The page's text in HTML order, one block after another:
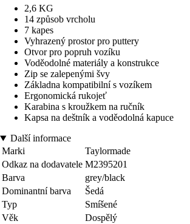
2,6 KG
14 způsob vrcholu
7 kapes
Vyhrazený prostor pro puttery
Otvor pro popruh vozíku
Voděodolné materiály a konstrukce
Zip se zalepenými švy
Základna kompatibilní s vozíkem
Ergonomická rukojeť
Karabina s kroužkem na ručník
Kapsa na deštník a voděodolná kapuce
Další informace
Marki
Taylormade
Odkaz na dodavatele M2395201
Barva
grey/black
Dominantní barva
Šedá
Typ
Smíšené
Věk
Dospělý